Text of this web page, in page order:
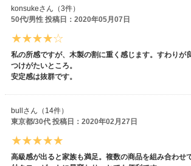
konsukeさん（3件）
50代/男性 投稿日：2020年05月07日
私の所感ですが、木製の割に重く感じます。すわりが
つけがたいところ。
安定感は抜群です。
bullさん（14件）
東京都/30代 投稿日：2020年02月27日
高級感が出ると家族も満足。複数の商品を組み合わせ